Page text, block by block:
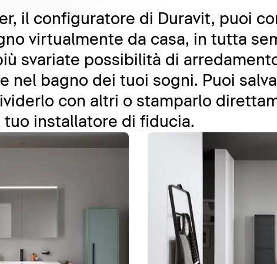
il configuratore di Duravit, puoi
virtualmente da casa, in tutta
svariate possibilità di
nel bagno dei tuoi sogni. Puoi
con altri o stamparlo
tuo installatore di fiducia.